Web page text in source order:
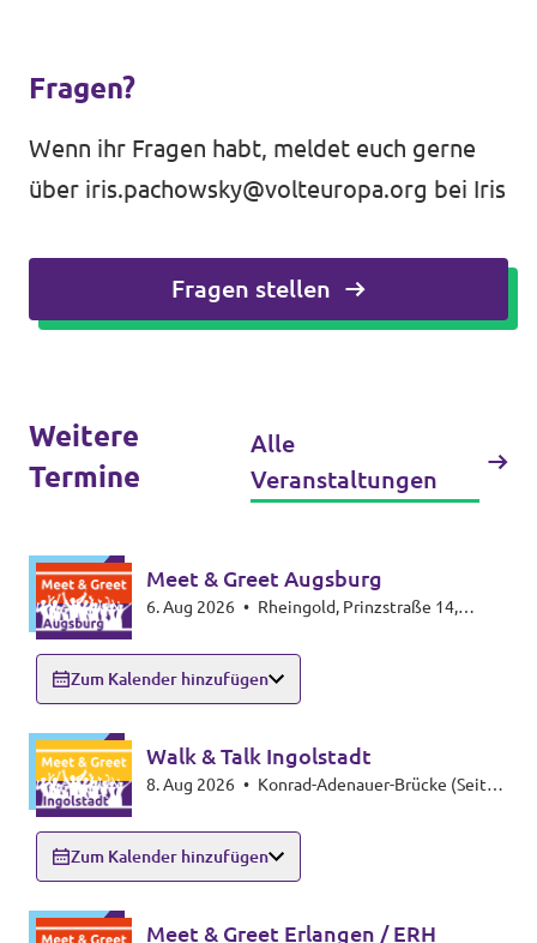
Fragen?
Wenn ihr Fragen habt, meldet euch gerne
über iris.pachowsky@volteuropa.org bei Iris
Fragen stellen
Weitere
Termine
Alle
Veranstaltungen
Meet & Greet Augsburg
6. Aug 2026 •
Zum Kalender hinzufügen
Walk & Talk Ingolstadt
8. Aug 2026 •
Zum Kalender hinzufügen
Meet & Greet Erlangen / ERH